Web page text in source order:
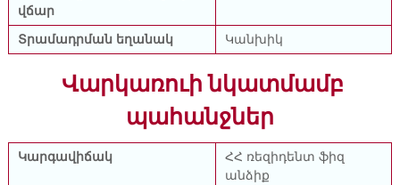
վճար
Տրամադրման եղանակ Կանխիկ
Վարկառուի նկատմամբ
պահանջներ
Կարգավիճակ
ՀՀ ռեզիդենտ ֆիզ
անձիք